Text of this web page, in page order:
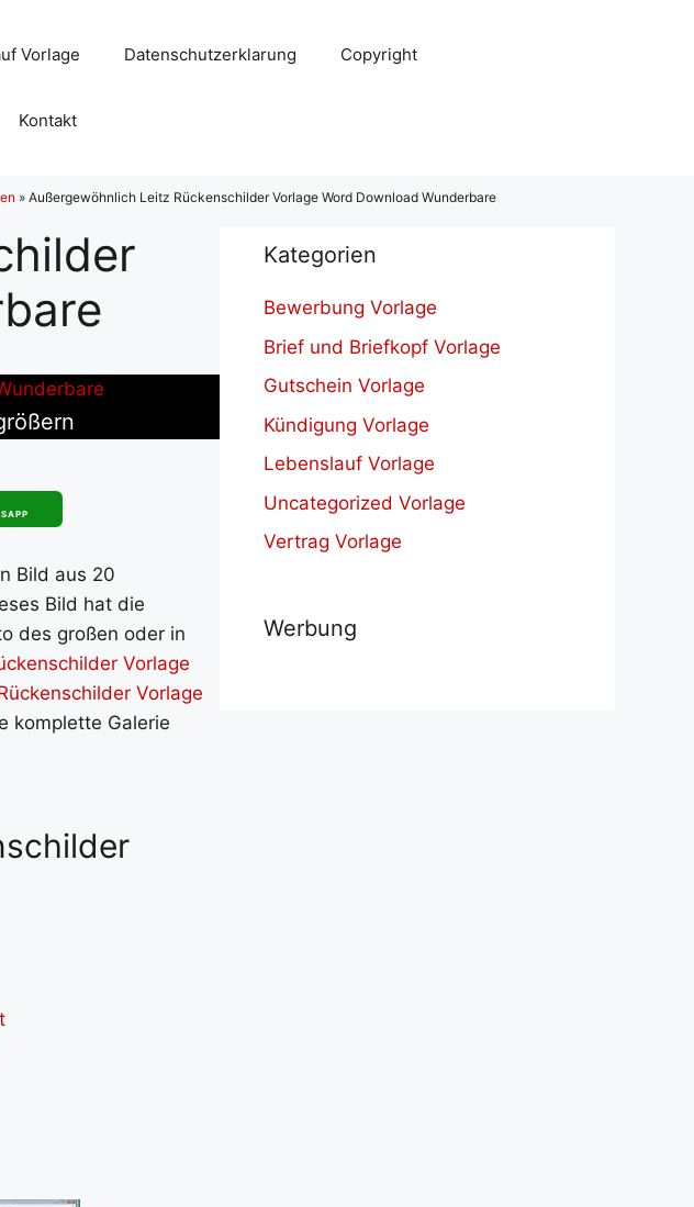
Vorlage Datenschutzerklarung Copyright
Kontakt
» Außergewöhnlich Leitz Rückenschilder Vorlage Word Download Wunderbare
Bild aus 20
Bild hat die
des großen oder in
Vorlage
Vorlage
komplette Galerie
Kategorien
Bewerbung Vorlage
Brief und Briefkopf Vorlage
Gutschein Vorlage
Kündigung Vorlage
Lebenslauf Vorlage
Uncategorized Vorlage
Vertrag Vorlage
Werbung